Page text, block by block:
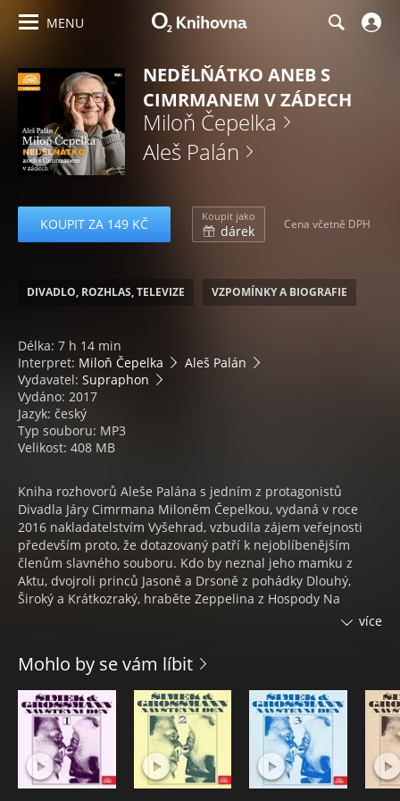
MENU
NEDĚLŇÁTKO ANEB S
CIMRMANEM V ZÁDECH
Miloň Čepelka
Aleš Palán
KOUPIT ZA 149 KČ Koupit jako
dárek Cena včetně DPH
DIVADLO, ROZHLAS, TELEVIZE VZPOMÍNKY A BIOGRAFIE
Délka: 7 h 14 min
Interpret: Miloň Čepelka
Aleš Palán
Vydavatel: Supraphon
Vydáno: 2017
Jazyk: český
Typ souboru: MP3
Velikost: 408 MB
Kniha rozhovorů Aleše Palána s jedním z protagonistů
Divadla Járy Cimrmana Miloněm Čepelkou, vydaná v roce
2016 nakladatelstvím Vyšehrad, vzbudila zájem veřejnosti
především proto, že dotazovaný patří k nejoblíbenějším
členům slavného souboru. Kdo by neznal jeho mamku z
Aktu, dvojroli princů Jasoně a Drsoně z pohádky Dlouhý,
Široký a Krátkozraký, hraběte Zeppelina z Hospody Na
Mýtince, šikovatele Vogeltanze ze Záskoku či Babičku Boženy
čepel nože. Aleši Palánovi se podařilo navázat s ním důvěrný
vztah, díky němuž se zpovídaný otevřel a odkryl tajné
schránky své osobnosti v míře neslýchané. Spolu s Alešem
Palánem se Miloň Čepelka zasloužil i o zvukovou verzi svých
rozhovorů, které v rozsahu víc jak 7 hodin vycházejí v této
audioknize.
Ve 14 kapitolách se dozvíme nejen podrobnosti o vzniku
více
Mohlo by se vám líbit